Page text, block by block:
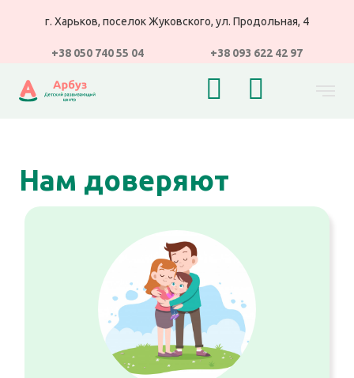
г. Харьков, поселок Жуковского, ул. Продольная, 4
+38 050 740 55 04 +38 093 622 42 97
Нам доверяют